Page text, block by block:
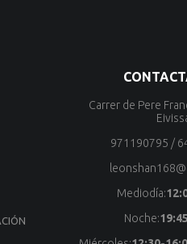
Carrer de Pere
971190795 /
Mediodía:
Noche: